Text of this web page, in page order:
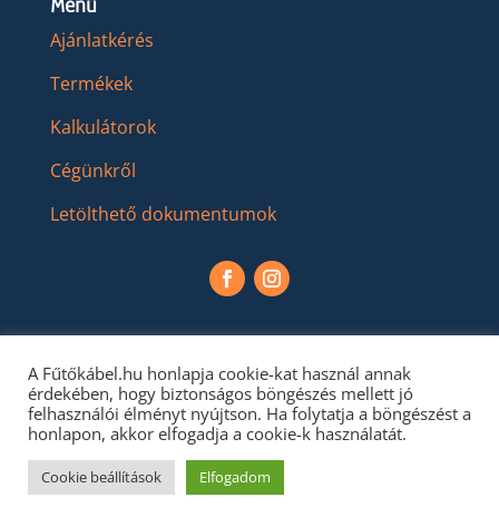
Ajánlatkérés
Termékek
Kalkulátorok
Cégünkről
Letölthető dokumentumok
A Fűtőkábel.hu honlapja cookie-kat használ annak
érdekében, hogy biztonságos böngészés mellett jó
felhasználói élményt nyújtson. Ha folytatja a böngészést a
honlapon, akkor elfogadja a cookie-k használatát.
Cookie beállítások Elfogadom